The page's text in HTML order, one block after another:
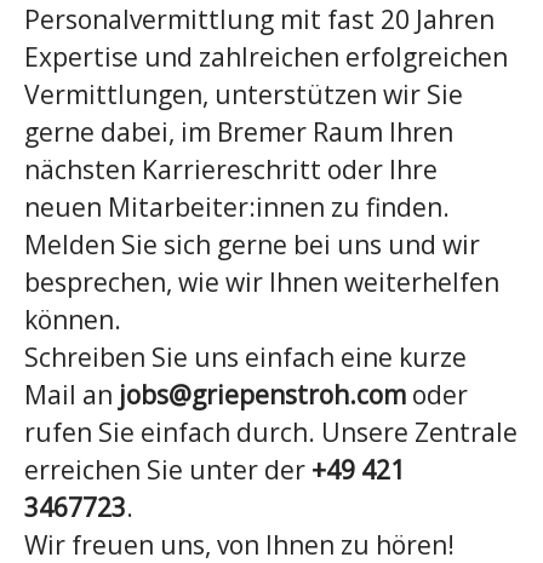
Personalvermittlung mit fast 20 Jahren
Expertise und zahlreichen erfolgreichen
Vermittlungen, unterstützen wir Sie
gerne dabei, im Bremer Raum Ihren
nächsten Karriereschritt oder Ihre
neuen Mitarbeiter:innen zu finden.
Melden Sie sich gerne bei uns und wir
besprechen, wie wir Ihnen weiterhelfen
können.
Schreiben Sie uns einfach eine kurze
Mail an jobs@griepenstroh.com oder
rufen Sie einfach durch. Unsere Zentrale
erreichen Sie unter der +49 421
3467723.
Wir freuen uns, von Ihnen zu hören!